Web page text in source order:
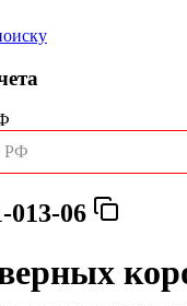
РФ
06